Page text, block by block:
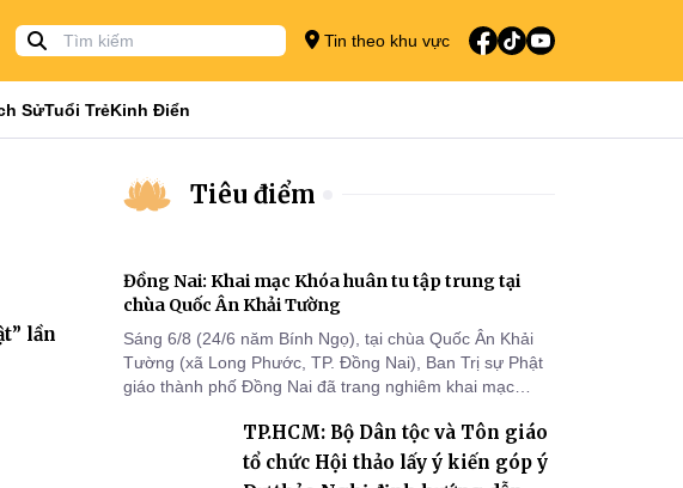
Tin theo khu vực
SửTuổi TrẻKinh Điển
lần
Tiêu điểm
Đồng Nai: Khai mạc Khóa huân tu tập trung tại
chùa Quốc Ân Khải Tường
Sáng 6/8 (24/6 năm Bính Ngọ), tại chùa Quốc Ân Khải
Tường (xã Long Phước, TP. Đồng Nai), Ban Trị sự Phật
giáo thành phố Đồng Nai đã trang nghiêm khai mạc
2570 dành cho chư Tăng hành giả an cư tại chỗ khu vực
VII, VIII và trường hạ chùa Quốc Ân Khải Tường.
TP.HCM: Bộ Dân tộc và Tôn giáo
tổ chức Hội thảo lấy ý kiến góp ý